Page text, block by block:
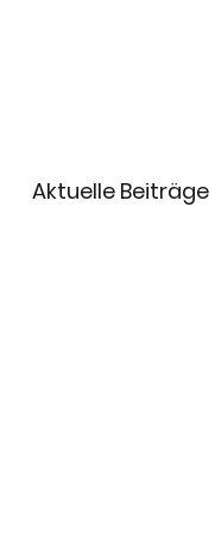
Aktuelle Beiträge